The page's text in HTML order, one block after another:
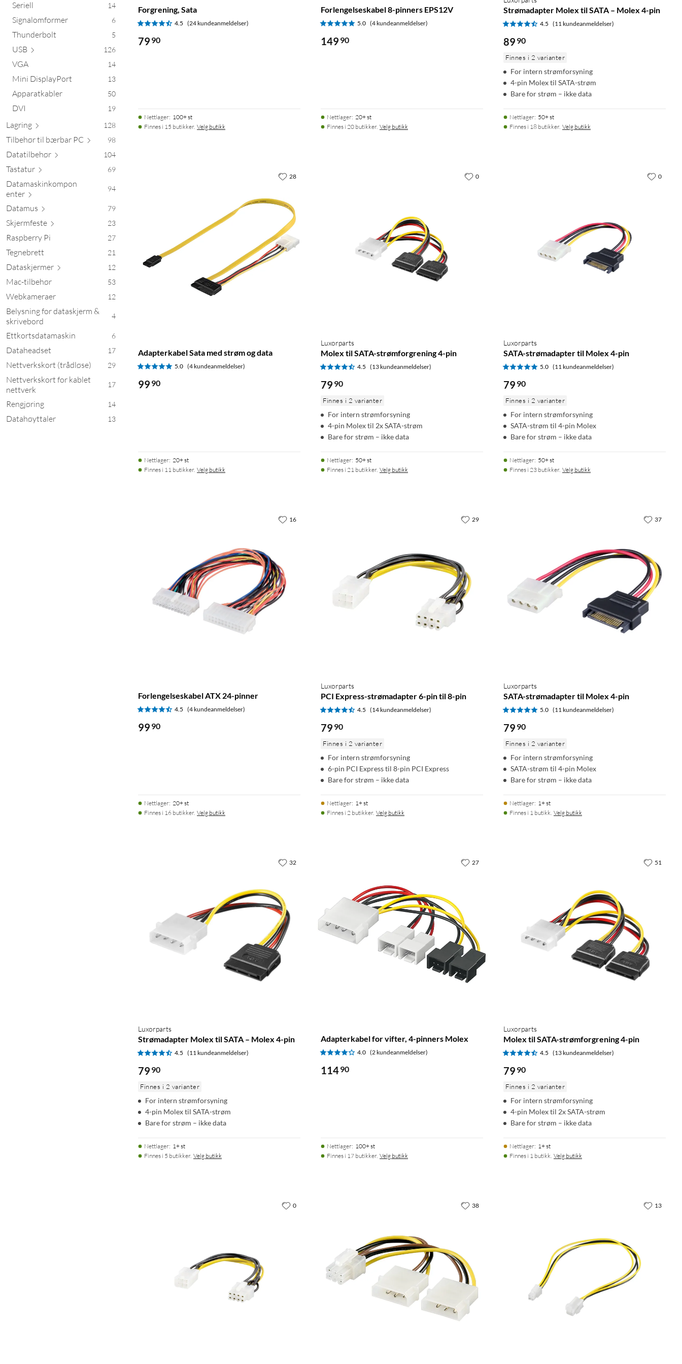
Seriell 14
Signalomformer 6
Thunderbolt 5
USB 126
VGA 14
Mini DisplayPort 13
Apparatkabler 50
DVI 19
Lagring 128
Tilbehør til bærbar PC 98
Datatilbehør 104
Tastatur 69
Datamaskinkompon
enter
94
Datamus 79
Skjermfeste 23
Raspberry Pi 27
Tegnebrett 21
Dataskjermer 12
Mac-tilbehør 53
Webkameraer 12
Belysning for dataskjerm &
skrivebord
4
Ettkortsdatamaskin 6
Dataheadset 17
Nettverkskort (trådløse) 29
Nettverkskort for kablet
nettverk
17
Rengjøring 14
Datahøyttaler 13
Forgrening, Sata
4.5 (24 kundeanmeldelser)
79 90
Nettlager: 100+ st
Finnes i 15 butikker. Velg butikk
Forlengelseskabel 8-pinners EPS12V
5.0 (4 kundeanmeldelser)
149 90
Nettlager: 20+ st
Finnes i 20 butikker. Velg butikk
Strømadapter Molex til SATA – Molex 4-pin
4.5 (11 kundeanmeldelser)
89 90
Finnes i 2 varianter
For intern strømforsyning
4-pin Molex til SATA-strøm
Bare for strøm – ikke data
Nettlager: 50+ st
Finnes i 18 butikker. Velg butikk
Adapterkabel Sata med strøm og data
5.0 (4 kundeanmeldelser)
99 90
Nettlager: 20+ st
Finnes i 11 butikker. Velg butikk
28
Luxorparts
Molex til SATA-strømforgrening 4-pin
4.5 (13 kundeanmeldelser)
79 90
Finnes i 2 varianter
For intern strømforsyning
4-pin Molex til 2x SATA-strøm
Bare for strøm – ikke data
Nettlager: 50+ st
Finnes i 21 butikker. Velg butikk
0
Luxorparts
SATA-strømadapter til Molex 4-pin
5.0 (11 kundeanmeldelser)
79 90
Finnes i 2 varianter
For intern strømforsyning
SATA-strøm til 4-pin Molex
Bare for strøm – ikke data
Nettlager: 50+ st
Finnes i 23 butikker. Velg butikk
0
Forlengelseskabel ATX 24-pinner
4.5 (4 kundeanmeldelser)
99 90
Nettlager: 20+ st
Finnes i 16 butikker. Velg butikk
16
Luxorparts
PCI Express-strømadapter 6-pin til 8-pin
4.5 (14 kundeanmeldelser)
79 90
Finnes i 2 varianter
For intern strømforsyning
6-pin PCI Express til 8-pin PCI Express
Bare for strøm – ikke data
Nettlager: 1+ st
Finnes i 2 butikker. Velg butikk
29
Luxorparts
SATA-strømadapter til Molex 4-pin
5.0 (11 kundeanmeldelser)
79 90
Finnes i 2 varianter
For intern strømforsyning
SATA-strøm til 4-pin Molex
Bare for strøm – ikke data
Nettlager: 1+ st
Finnes i 1 butikk. Velg butikk
37
Luxorparts
Strømadapter Molex til SATA – Molex 4-pin
4.5 (11 kundeanmeldelser)
79 90
Finnes i 2 varianter
For intern strømforsyning
4-pin Molex til SATA-strøm
Bare for strøm – ikke data
Nettlager: 1+ st
Finnes i 5 butikker. Velg butikk
32
Adapterkabel for vifter, 4-pinners Molex
4.0 (2 kundeanmeldelser)
11490
Nettlager: 100+ st
Finnes i 17 butikker. Velg butikk
27
Luxorparts
Molex til SATA-strømforgrening 4-pin
4.5 (13 kundeanmeldelser)
79 90
Finnes i 2 varianter
For intern strømforsyning
4-pin Molex til 2x SATA-strøm
Bare for strøm – ikke data
Nettlager: 1+ st
Finnes i 1 butikk. Velg butikk
51
0 38 13